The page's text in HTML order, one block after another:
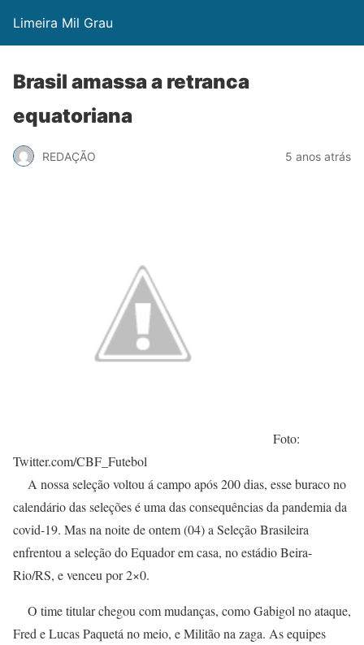
Limeira Mil Grau
Brasil amassa a retranca
equatoriana
REDAÇÃO 5 anos atrás
Foto:
Twitter.com/CBF_Futebol
A nossa seleção voltou á campo após 200 dias, esse buraco no
calendário das seleções é uma das consequências da pandemia da
covid-19. Mas na noite de ontem (04) a Seleção Brasileira
enfrentou a seleção do Equador em casa, no estádio Beira-
Rio/RS, e venceu por 2×0.
O time titular chegou com mudanças, como Gabigol no ataque,
Fred e Lucas Paquetá no meio, e Militão na zaga. As equipes